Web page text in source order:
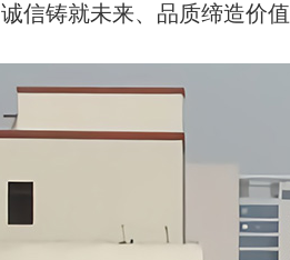
诚信铸就未来、品质缔造价值